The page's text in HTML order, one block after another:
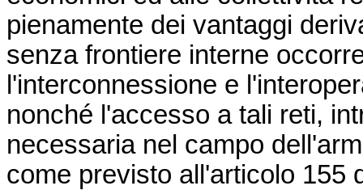
pienamente dei vantaggi
senza frontiere interne
l'interconnessione e
nonché l'accesso a tali reti,
necessaria nel campo
come previsto all'articolo 155